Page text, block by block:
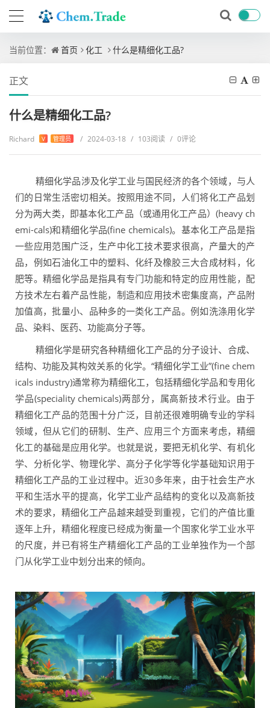
当前位置： 首页 化工 什么是精细化工品?
正文
什么是精细化工品?
Richard V 管理员 / 2024-03-18 / 103阅读 / 0评论
精细化学品涉及化学工业与国民经济的各个领域，与人
们的日常生活密切相关。按照用途不同，人们将化工产品划
分为两大类，即基本化工产品（或通用化工产品）(heavy ch
emi-cals)和精细化学品(fine chemicals)。基本化工产品是指
一些应用范围广泛，生产中化工技术要求很高，产量大的产
品，例如石油化工中的塑料、化纤及橡胶三大合成材料，化
肥等。精细化学品是指具有专门功能和特定的应用性能，配
方技术左右着产品性能，制造和应用技术密集度高，产品附
加值高，批量小、品种多的一类化工产品。例如洗涤用化学
品、染料、医药、功能高分子等。
精细化学是研究各种精细化工产品的分子设计、合成、
结构、功能及其构效关系的化学。“精细化学工业”(fine chem
icals industry)通常称为精细化工，包括精细化学品和专用化
学品(speciality chemicals)两部分，属高新技术行业。由于
精细化工产品的范围十分广泛，目前还很难明确专业的学科
领域，但从它们的研制、生产、应用三个方面来考虑，精细
化工的基础是应用化学。也就是说，要把无机化学、有机化
学、分析化学、物理化学、高分子化学等化学基础知识用于
精细化工产品的工业过程中。近30多年来，由于社会生产水
平和生活水平的提高，化学工业产品结构的变化以及高新技
术的要求，精细化工产品越来越受到重视，它们的产值比重
逐年上升，精细化程度已经成为衡量一个国家化学工业水平
的尺度，并已有将生产精细化工产品的工业单独作为一个部
门从化学工业中划分出来的倾向。